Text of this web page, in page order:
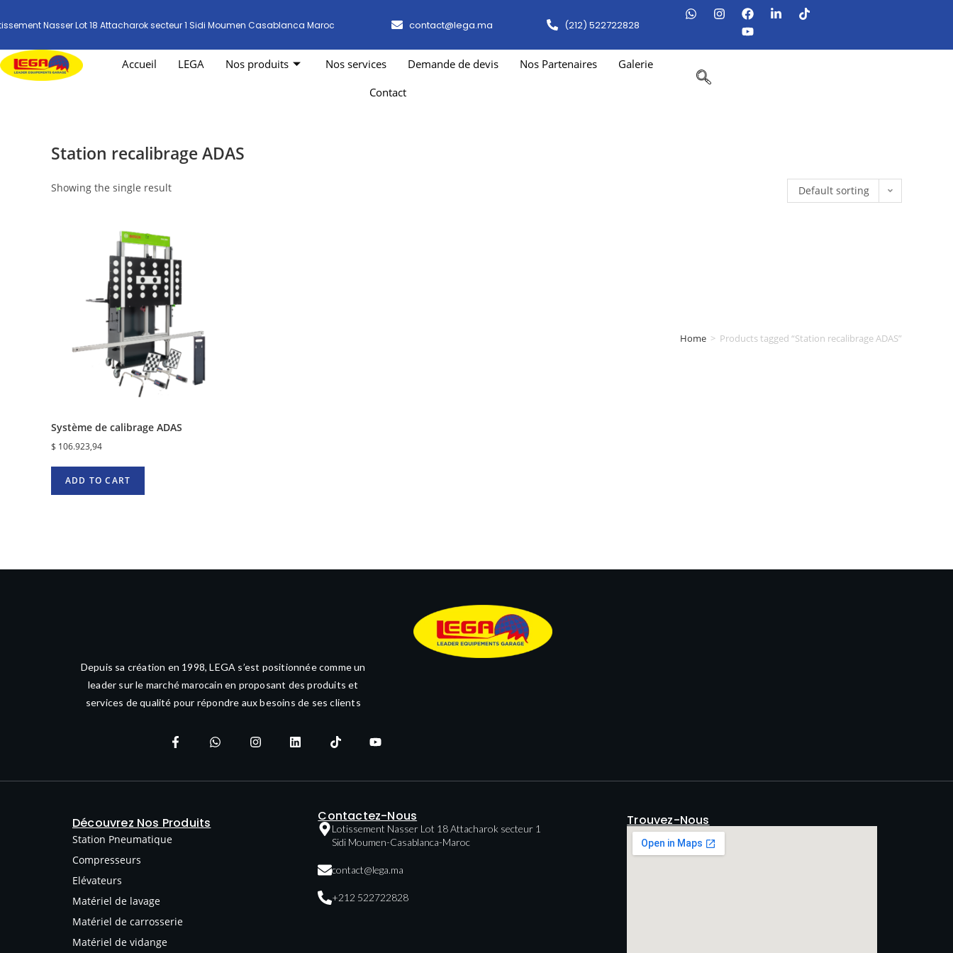
Nasser Lot 18 Attacharok secteur 1 Sidi Moumen Casablanca Maroc contact@lega.ma (212) 522722828
Accueil LEGA Nos produits Nos services Demande de devis Nos Partenaires
Galerie
Contact
Home > Products tagged “Station recalibrage ADAS”
Station recalibrage ADAS
Showing the single result Default sorting
Système de calibrage ADAS
$ 106.923,94
ADD TO CART
Depuis sa création en 1998, LEGA s’est positionnée comme un
leader sur le marché marocain en proposant des produits et
services de qualité pour répondre aux besoins de ses clients
Découvrez Nos Produits
Station Pneumatique
Compresseurs
Elévateurs
Matériel de lavage
Matériel de carrosserie
Matériel de vidange
Contactez-Nous
Lotissement Nasser Lot 18 Attacharok secteur 1
Sidi Moumen-Casablanca-Maroc
contact@lega.ma
+212 522722828
Trouvez-Nous